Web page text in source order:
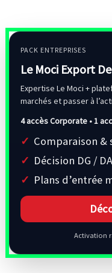
PACK ENTREPRISES
Le Moci Export
Expertise Le Moci +
marchés et passer à
4 accès Corporate • 1
Comparaison &
Décision DG /
Plans d’entrée
Activation